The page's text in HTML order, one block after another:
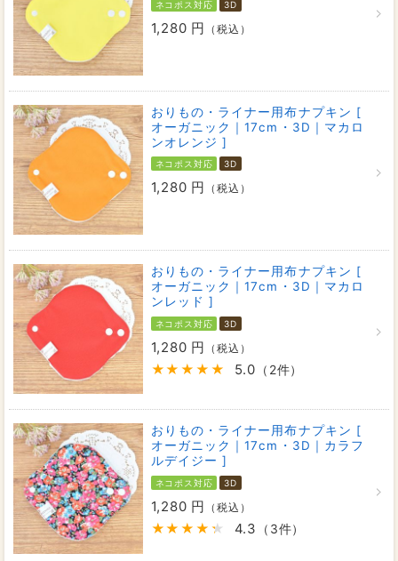
ネコポス対応 3D
1,280 円 （税込）
おりもの・ライナー用布ナプキン [
オーガニック｜17cm・3D｜マカロ
ンオレンジ ]
ネコポス対応 3D
1,280 円 （税込）
おりもの・ライナー用布ナプキン [
オーガニック｜17cm・3D｜マカロ
ンレッド ]
ネコポス対応 3D
1,280 円 （税込）
5.0 （2件）
おりもの・ライナー用布ナプキン [
オーガニック｜17cm・3D｜カラフ
ルデイジー ]
ネコポス対応 3D
1,280 円 （税込）
4.3 （3件）